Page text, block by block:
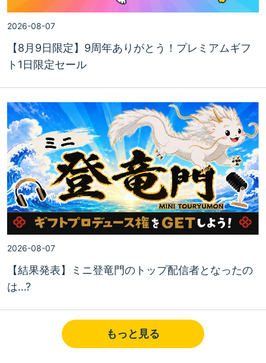
【8月9日限定】9周年ありがとう！プレミアムギフ
ト1日限定セール
2026-08-07
【結果発表】ミニ登竜門のトップ配信者となったの
は…?
2026-08-07
もっと見る